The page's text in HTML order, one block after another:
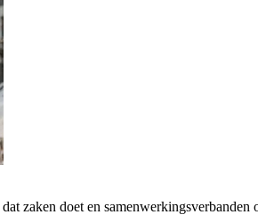
zaken doet en